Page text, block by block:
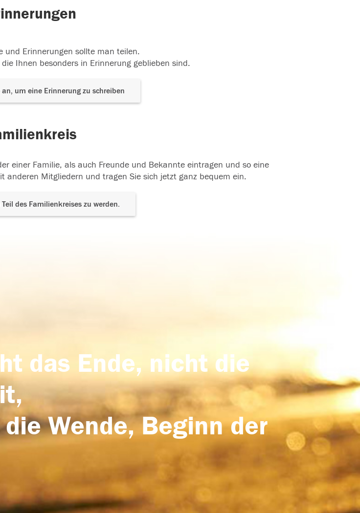
und Erinnerungen sollte man teilen.
Ihnen besonders in Erinnerung geblieben sind.
um eine Erinnerung zu schreiben
einer Familie, als auch Freunde und Bekannte eintragen und so eine
anderen Mitgliedern und tragen Sie sich jetzt ganz bequem ein.
des Familienkreises zu werden.
das Ende, nicht die
Wende, Beginn der